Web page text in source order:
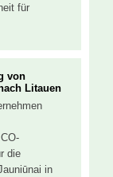
für
von
Litauen
die
in